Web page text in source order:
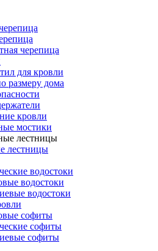
черепица
для кровли
размеру дома
кровли
мостики
лестницы
лестницы
водостоки
водостоки
водостоки
софиты
софиты
софиты